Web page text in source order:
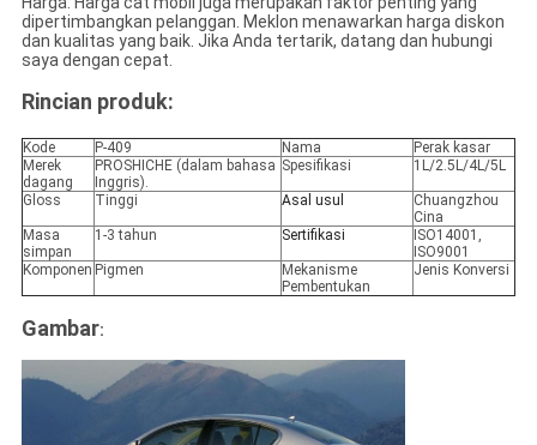
dipertimbangkan pelanggan. Meklon menawarkan harga diskon
dan kualitas yang baik. Jika Anda tertarik, datang dan hubungi
saya dengan cepat.
Rincian produk:
Kode P-409 Nama
Perak kasar
Merek
dagang
PROSHICHE (dalam bahasa
Inggris).
Spesifikasi 1L/2.5L/4L/5L
Gloss Tinggi Asal usul
Chuangzhou
Cina
Masa
simpan
1-3 tahun Sertifikasi
ISO14001,
ISO9001
Komponen Pigmen
Mekanisme
Pembentukan
Jenis Konversi
Gambar: